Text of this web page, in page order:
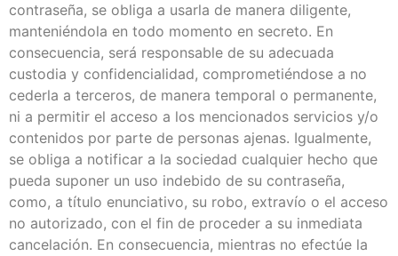
contraseña, se obliga a usarla de manera diligente,
manteniéndola en todo momento en secreto. En
consecuencia, será responsable de su adecuada
custodia y confidencialidad, comprometiéndose a no
cederla a terceros, de manera temporal o permanente,
ni a permitir el acceso a los mencionados servicios y/o
contenidos por parte de personas ajenas. Igualmente,
se obliga a notificar a la sociedad cualquier hecho que
pueda suponer un uso indebido de su contraseña,
como, a título enunciativo, su robo, extravío o el acceso
no autorizado, con el fin de proceder a su inmediata
cancelación. En consecuencia, mientras no efectúe la